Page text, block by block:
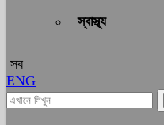
স্বাস্থ্য
সব
ENG